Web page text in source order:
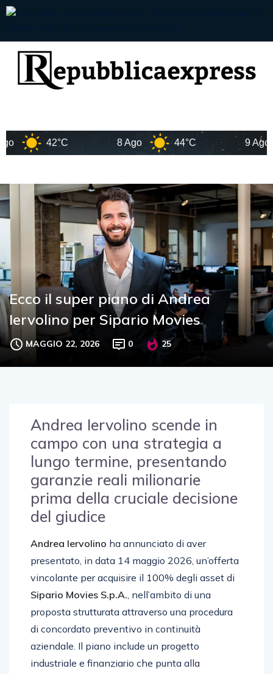
42°C 8 Ago 44°C 9 Ago
Ecco il super piano di Andrea
Iervolino per Sipario Movies
MAGGIO 22, 2026 0 25
Andrea Iervolino scende in
campo con una strategia a
lungo termine, presentando
garanzie reali milionarie
prima della cruciale decisione
del giudice
Andrea Iervolino ha annunciato di aver
presentato, in data 14 maggio 2026, un’offerta
vincolante per acquisire il 100% degli asset di
Sipario Movies S.p.A., nell’ambito di una
proposta strutturata attraverso una procedura
di concordato preventivo in continuità
aziendale. Il piano include un progetto
industriale e finanziario che punta alla